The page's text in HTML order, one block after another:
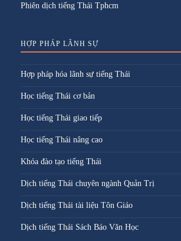
Phiên dịch tiếng Thái Tphcm
HỢP PHÁP LÃNH SỰ
Hợp pháp hóa lãnh sự tiếng Thái
Học tiếng Thái cơ bản
Học tiếng Thái giao tiếp
Học tiếng Thái nâng cao
Khóa đào tạo tiếng Thái
Dịch tiếng Thái chuyên ngành Quản Trị
Dịch tiếng Thái tài liệu Tôn Giáo
Dịch tiếng Thái Sách Báo Văn Học